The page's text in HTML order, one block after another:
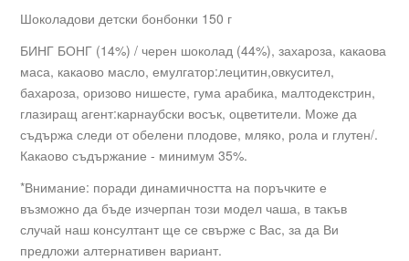
Шоколадови детски бонбонки 150 г
БИНГ БОНГ (14%) / черен шоколад (44%), захароза, какаова
маса, какаово масло, емулгатор:лецитин,овкусител,
бахароза, оризово нишесте, гума арабика, малтодекстрин,
глазиращ агент:карнаубски восък, оцветители. Може да
съдържа следи от обелени плодове, мляко, рола и глутен/.
Какаово съдържание - минимум 35%.
*Внимание: поради динамичността на поръчките е
възможно да бъде изчерпан този модел чаша, в такъв
случай наш консултант ще се свърже с Вас, за да Ви
предложи алтернативен вариант.